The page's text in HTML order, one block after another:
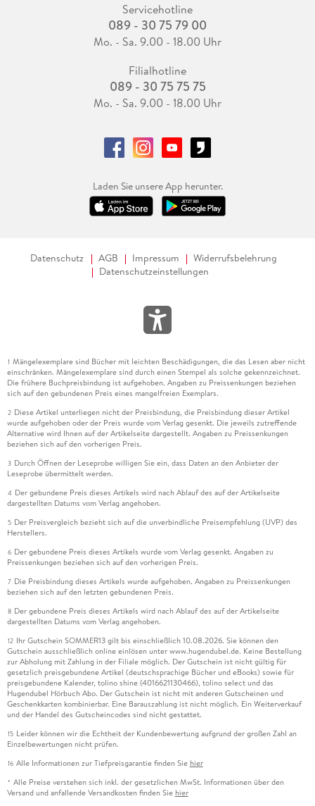
Servicehotline
089 - 30 75 79 00
Mo. - Sa. 9.00 - 18.00 Uhr
Filialhotline
089 - 30 75 75 75
Mo. - Sa. 9.00 - 18.00 Uhr
Laden Sie unsere App herunter.
Datenschutz AGB Impressum
Widerrufsbelehrung
Datenschutzeinstellungen
1 Mängelexemplare sind Bücher mit leichten Beschädigungen, die das Lesen aber nicht
einschränken. Mängelexemplare sind durch einen Stempel als solche gekennzeichnet.
Die frühere Buchpreisbindung ist aufgehoben. Angaben zu Preissenkungen beziehen
sich auf den gebundenen Preis eines mangelfreien Exemplars.
2 Diese Artikel unterliegen nicht der Preisbindung, die Preisbindung dieser Artikel
wurde aufgehoben oder der Preis wurde vom Verlag gesenkt. Die jeweils zutreffende
Alternative wird Ihnen auf der Artikelseite dargestellt. Angaben zu Preissenkungen
beziehen sich auf den vorherigen Preis.
3 Durch Öffnen der Leseprobe willigen Sie ein, dass Daten an den Anbieter der
Leseprobe übermittelt werden.
4 Der gebundene Preis dieses Artikels wird nach Ablauf des auf der Artikelseite
dargestellten Datums vom Verlag angehoben.
5 Der Preisvergleich bezieht sich auf die unverbindliche Preisempfehlung (UVP) des
Herstellers.
6 Der gebundene Preis dieses Artikels wurde vom Verlag gesenkt. Angaben zu
Preissenkungen beziehen sich auf den vorherigen Preis.
7 Die Preisbindung dieses Artikels wurde aufgehoben. Angaben zu Preissenkungen
beziehen sich auf den letzten gebundenen Preis.
8 Der gebundene Preis dieses Artikels wird nach Ablauf des auf der Artikelseite
dargestellten Datums vom Verlag angehoben.
12 Ihr Gutschein SOMMER13 gilt bis einschließlich 10.08.2026. Sie können den
Gutschein ausschließlich online einlösen unter www.hugendubel.de. Keine Bestellung
zur Abholung mit Zahlung in der Filiale möglich. Der Gutschein ist nicht gültig für
gesetzlich preisgebundene Artikel (deutschsprachige Bücher und eBooks) sowie für
preisgebundene Kalender, tolino shine (4016621130466), tolino select und das
Hugendubel Hörbuch Abo. Der Gutschein ist nicht mit anderen Gutscheinen und
Geschenkkarten kombinierbar. Eine Barauszahlung ist nicht möglich. Ein Weiterverkauf
und der Handel des Gutscheincodes sind nicht gestattet.
15 Leider können wir die Echtheit der Kundenbewertung aufgrund der großen Zahl an
Einzelbewertungen nicht prüfen.
16 Alle Informationen zur Tiefpreisgarantie finden Sie hier
* Alle Preise verstehen sich inkl. der gesetzlichen MwSt. Informationen über den
Versand und anfallende Versandkosten finden Sie hier